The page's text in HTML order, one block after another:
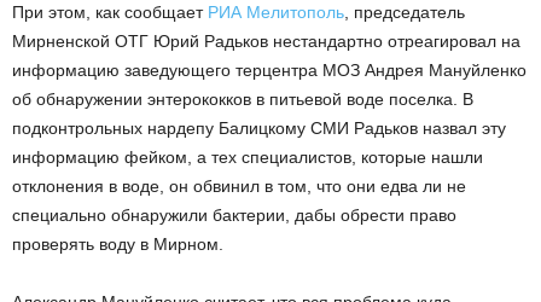
При этом, как сообщает РИА Мелитополь , председатель
Мирненской ОТГ Юрий Радьков нестандартно отреагировал на
информацию заведующего терцентра МОЗ Андрея Мануйленко
об обнаружении энтерококков в питьевой воде поселка. В
подконтрольных нардепу Балицкому СМИ Радьков назвал эту
информацию фейком, а тех специалистов, которые нашли
отклонения в воде, он обвинил в том, что они едва ли не
специально обнаружили бактерии, дабы обрести право
проверять воду в Мирном.